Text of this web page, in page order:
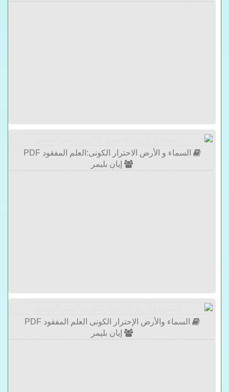
السماء و الأرض الاحترار الكونى:العلم المفقود PDF
إيان بليمر
السماء والأرض الإحترار الكونى العلم المفقود PDF
إيان بليمر